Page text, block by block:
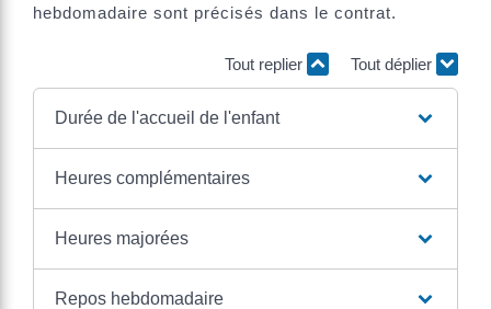
hebdomadaire sont précisés dans le contrat.
Tout replier Tout déplier
Durée de l'accueil de l'enfant
Heures complémentaires
Heures majorées
Repos hebdomadaire